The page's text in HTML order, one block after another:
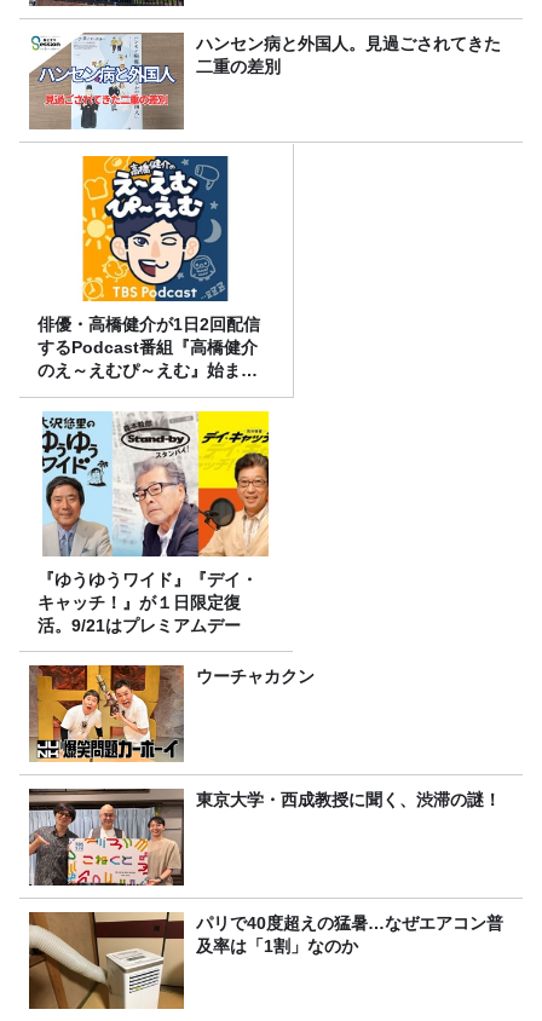
ハンセン病と外国人。見過ごされてきた
二重の差別
俳優・高橋健介が1日2回配信
するPodcast番組『高橋健介
のえ～えむぴ～えむ』始まり
ます
『ゆうゆうワイド』『デイ・
キャッチ！』が１日限定復
活。9/21はプレミアムデー
ウーチャカクン
東京大学・西成教授に聞く、渋滞の謎！
パリで40度超えの猛暑…なぜエアコン普
及率は「1割」なのか